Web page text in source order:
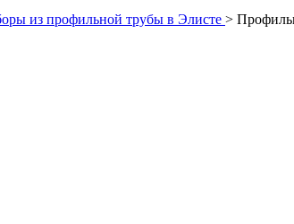
из профильной трубы в Элисте >